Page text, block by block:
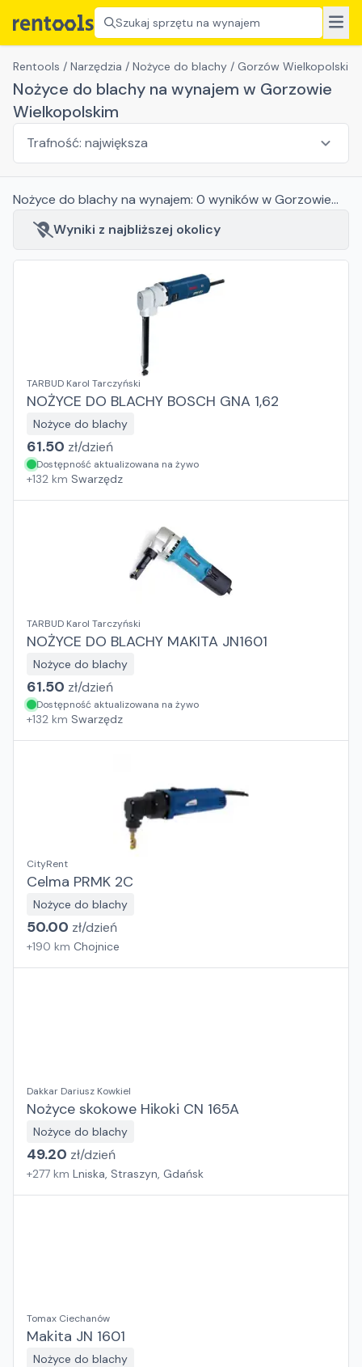
Szukaj sprzętu na wynajem
Rentools / Narzędzia / Nożyce do blachy / Gorzów Wielkopolski
Nożyce do blachy na wynajem w Gorzowie
Wielkopolskim
Nożyce do blachyna wynajem: 0 wynikóww Gorzowie
Wielkopolskim
Wyniki z najbliższej okolicy
TARBUD Karol Tarczyński
NOŻYCE DO BLACHY BOSCH GNA 1,62
Nożyce do blachy
61.50 zł/dzień
Dostępność aktualizowana na żywo
+132 km Swarzędz
TARBUD Karol Tarczyński
NOŻYCE DO BLACHY MAKITA JN1601
Nożyce do blachy
61.50 zł/dzień
Dostępność aktualizowana na żywo
+132 km Swarzędz
CityRent
Celma PRMK 2C
Nożyce do blachy
50.00 zł/dzień
+190 km Chojnice
Dakkar Dariusz Kowkiel
Nożyce skokowe Hikoki CN 165A
Nożyce do blachy
49.20 zł/dzień
+277 km Lniska, Straszyn, Gdańsk
Tomax Ciechanów
Makita JN 1601
Nożyce do blachy